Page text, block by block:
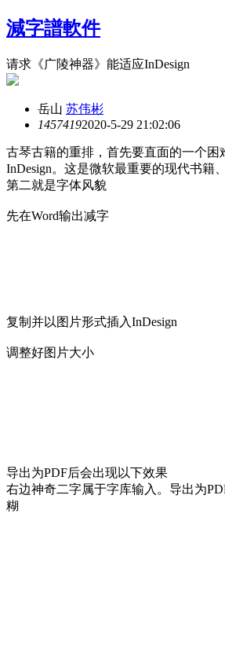
減字譜軟件
请求《广陵神器》能适应InDesign
岳山 苏伟彬
14574192020-5-29 21:02:06
古琴古籍的重排，首先要直面的一个困
InDesign。这是微软最重要的现代书籍
第二就是字体风貌
先在Word输出减字
复制并以图片形式插入InDesign
调整好图片大小
导出为PDF后会出现以下效果
右边神奇二字属于字库输入。导出为
糊